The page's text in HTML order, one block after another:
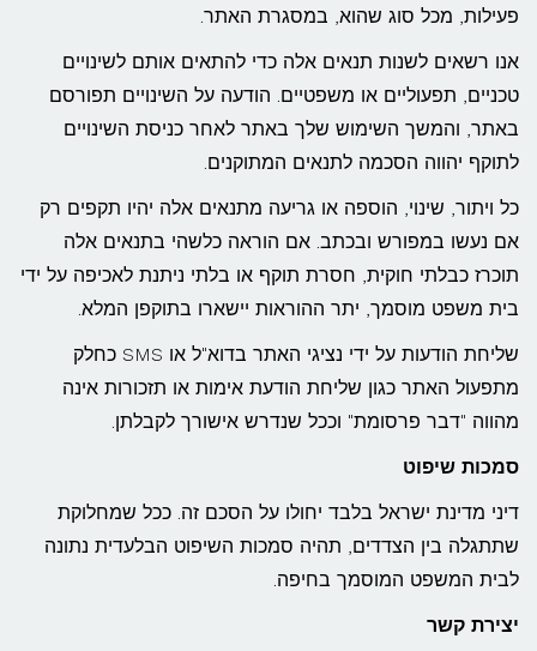
פעילות, מכל סוג שהוא, במסגרת האתר.
אנו רשאים לשנות תנאים אלה כדי להתאים אותם לשינויים
טכניים, תפעוליים או משפטיים. הודעה על השינויים תפורסם
באתר, והמשך השימוש שלך באתר לאחר כניסת השינויים
לתוקף יהווה הסכמה לתנאים המתוקנים.
כל ויתור, שינוי, הוספה או גריעה מתנאים אלה יהיו תקפים רק
אם נעשו במפורש ובכתב. אם הוראה כלשהי בתנאים אלה
תוכרז כבלתי חוקית, חסרת תוקף או בלתי ניתנת לאכיפה על ידי
בית משפט מוסמך, יתר ההוראות יישארו בתוקפן המלא.
שליחת הודעות על ידי נציגי האתר בדוא"ל או SMS כחלק
מתפעול האתר כגון שליחת הודעת אימות או תזכורות אינה
מהווה "דבר פרסומת" וככל שנדרש אישורך לקבלתן.
סמכות שיפוט
דיני מדינת ישראל בלבד יחולו על הסכם זה. ככל שמחלוקת
שתתגלה בין הצדדים, תהיה סמכות השיפוט הבלעדית נתונה
לבית המשפט המוסמך בחיפה.
יצירת קשר